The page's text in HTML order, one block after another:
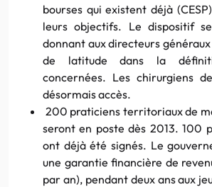
bourses qui existent déjà
leurs objectifs. Le dispositif
donnant aux directeurs généraux
de latitude dans la
concernées. Les chirurgiens
désormais accès.
200 praticiens territoriaux de
seront en poste dès 2013. 100
ont déjà été signés. Le
une garantie financière de
par an), pendant deux ans aux